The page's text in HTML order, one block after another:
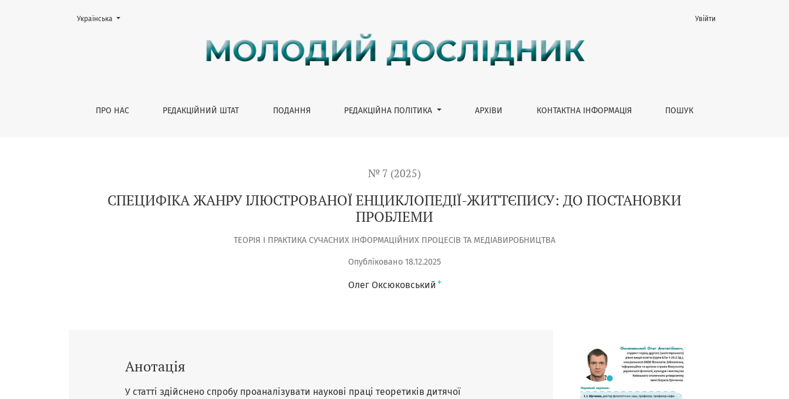
СПЕЦИФІКА ЖАНРУ ІЛЮСТРОВАНОЇ ЕНЦИКЛОПЕДІЇ-ЖИТТЄПИСУ: ДО ПОСТАНОВКИ ПРОБЛЕМИ
ПРО НАС РЕДАКЦІЙНИЙ ШТАТ ПОДАННЯ РЕДАКЦІЙНА ПОЛІТИКА АРХІВИ КОНТАКТНА ІНФОРМАЦІЯ ПОШУК
Увійти
Змінити мову. Поточною мовою є:
Українська
№ 7 (2025)
СПЕЦИФІКА ЖАНРУ ІЛЮСТРОВАНОЇ ЕНЦИКЛОПЕДІЇ-ЖИТТЄПИСУ: ДО ПОСТАНОВКИ
ПРОБЛЕМИ
ТЕОРІЯ І ПРАКТИКА СУЧАСНИХ ІНФОРМАЦІЙНИХ ПРОЦЕСІВ ТА МЕДІАВИРОБНИЦТВА
Опубліковано 18.12.2025
Олег Оксюковський +
Анотація
У статті здійснено спробу проаналізувати наукові праці теоретиків дитячої